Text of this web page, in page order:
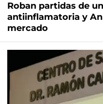
Roban partidas de
antiinflamatoria y
mercado